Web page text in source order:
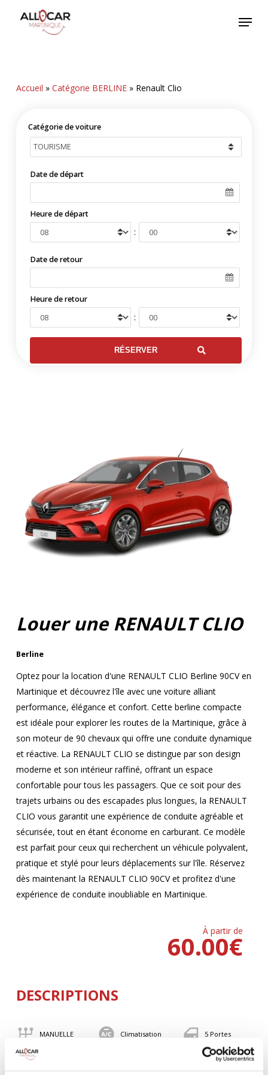
Menu
Accueil » Catégorie BERLINE» Renault Clio
Catégorie de voiture
Date de départ
Heure de départ
:
Date de retour
Heure de retour
:
Louer une RENAULT CLIO
Berline
Optez pour la location d'une RENAULT CLIO Berline 90CV en
Martinique et découvrez l'île avec une voiture alliant
performance, élégance et confort. Cette berline compacte
est idéale pour explorer les routes de la Martinique, grâce à
son moteur de 90 chevaux qui offre une conduite dynamique
et réactive. La RENAULT CLIO se distingue par son design
moderne et son intérieur raffiné, offrant un espace
confortable pour tous les passagers. Que ce soit pour des
trajets urbains ou des escapades plus longues, la RENAULT
CLIO vous garantit une expérience de conduite agréable et
sécurisée, tout en étant économe en carburant. Ce modèle
est parfait pour ceux qui recherchent un véhicule polyvalent,
pratique et stylé pour leurs déplacements sur l'île. Réservez
dès maintenant la RENAULT CLIO 90CV et profitez d'une
expérience de conduite inoubliable en Martinique.
À partir de
€
60.00
DESCRIPTIONS
MANUELLE Climatisation 5 Portes
BLUETOOTH 90 CV